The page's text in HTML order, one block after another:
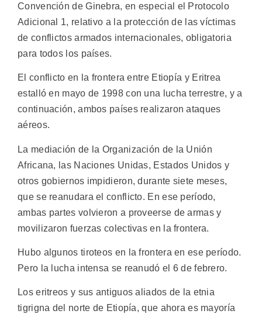
Convención de Ginebra, en especial el Protocolo
Adicional 1, relativo a la protección de las víctimas
de conflictos armados internacionales, obligatoria
para todos los países.
El conflicto en la frontera entre Etiopía y Eritrea
estalló en mayo de 1998 con una lucha terrestre, y a
continuación, ambos países realizaron ataques
aéreos.
La mediación de la Organización de la Unión
Africana, las Naciones Unidas, Estados Unidos y
otros gobiernos impidieron, durante siete meses,
que se reanudara el conflicto. En ese período,
ambas partes volvieron a proveerse de armas y
movilizaron fuerzas colectivas en la frontera.
Hubo algunos tiroteos en la frontera en ese período.
Pero la lucha intensa se reanudó el 6 de febrero.
Los eritreos y sus antiguos aliados de la etnia
tigrigna del norte de Etiopía, que ahora es mayoría